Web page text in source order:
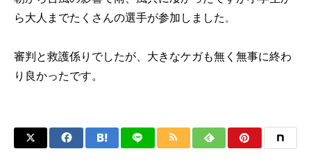
ら大人までたくさんの選手が参加しました 。
審判と救護係りでしたが、大きなケガも無く無事に終わ
り良かったです。